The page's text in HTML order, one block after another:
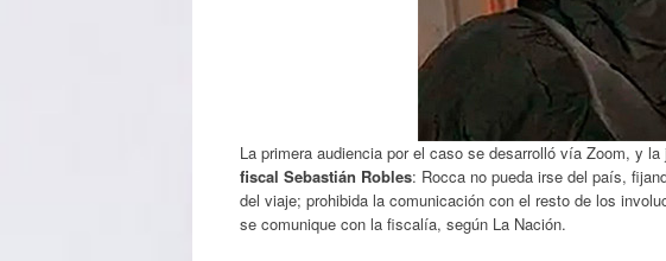
La primera audiencia por el caso se desarrolló vía Zoom, y la
fiscal Sebastián Robles: Rocca no pueda irse del país,
del viaje; prohibida la comunicación con el resto de los
se comunique con la fiscalía, según La Nación.